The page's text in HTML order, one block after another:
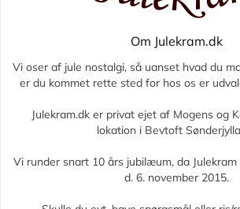
Om Julekram.dk
Vi oser af jule nostalgi, så uanset hvad du
er du kommet rette sted for hos os er
Julekram.dk er privat ejet af Mogens og
lokation i Bevtoft
Vi runder snart 10 års jubilæum, da
d. 6. november 2015.